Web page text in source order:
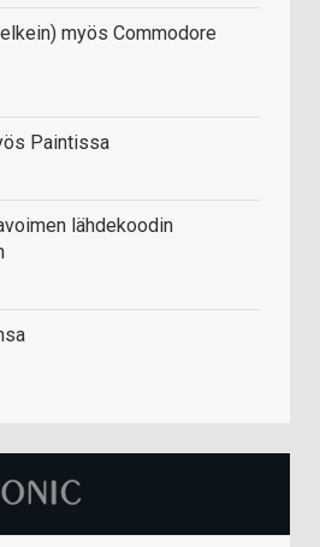
myös Commodore
Paintissa
lähdekoodin